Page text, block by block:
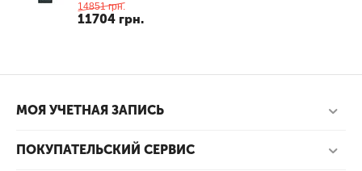
14851 грн.
11704 грн.
МОЯ УЧЕТНАЯ ЗАПИСЬ
ПОКУПАТЕЛЬСКИЙ СЕРВИС